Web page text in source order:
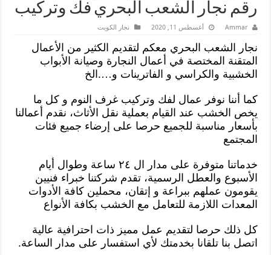
رقم نجار الشعب البحري فك وتركيب
Ammar أغسطس 11, 2020 نجار الكويت
نجار الشعب البحري معكم لتقديم الكثير من الأعمال
المتقنة المختصة في أعمال النجارة وصيانة الأبواب
الخشبية والكراسي و الفاترينات و….الخ
كما أننا نوفر عمال لفك وتركيب غرف النوم و كل ما
يخص الخشب عند القيام بعملية نقل الأثاث، نقدم أعمالنا
بأسعار مناسبة للجميع حرصا على إرضاء جميع فئات
المجتمع
خدماتنا متوفرة على مدار ال ٢٤ ساعة وطوال أيام
الأسبوع والعطل الرسمية، تقدم شركتنا خبراء فنيين
يقومون عملهم ببراعة و إتقان، محملين كافة الأدوات
المعدات اللازمة للتعامل مع الخشب بكافة الأنواع
كل ذلك حرصا لتقديم عمل مميز ذات احترافية عالية
اتصل بنا تلقانا بخدمتك لأي استفسار على مدار الساعة.